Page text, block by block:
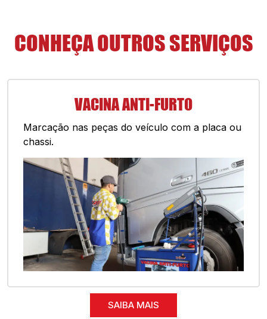
CONHEÇA OUTROS SERVIÇOS
VACINA ANTI-FURTO
Marcação nas peças do veículo com a placa ou
chassi.
SAIBA MAIS